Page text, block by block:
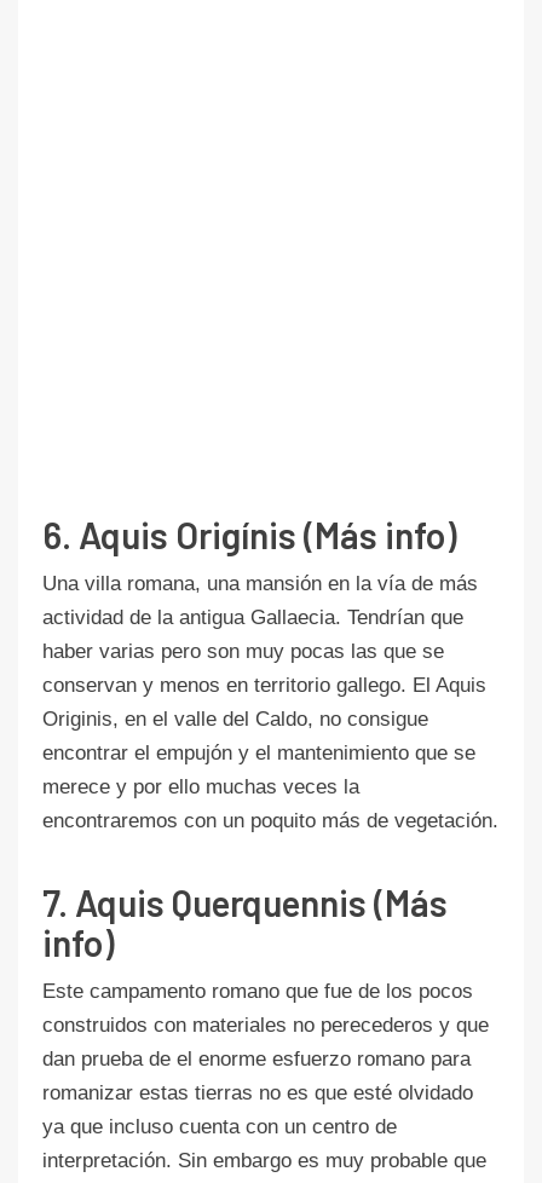
6. Aquis Origínis (Más info)
Una villa romana, una mansión en la vía de más
actividad de la antigua Gallaecia. Tendrían que
haber varias pero son muy pocas las que se
conservan y menos en territorio gallego. El Aquis
Originis, en el valle del Caldo, no consigue
encontrar el empujón y el mantenimiento que se
merece y por ello muchas veces la
encontraremos con un poquito más de vegetación.
7. Aquis Querquennis (Más
info)
Este campamento romano que fue de los pocos
construidos con materiales no perecederos y que
dan prueba de el enorme esfuerzo romano para
romanizar estas tierras no es que esté olvidado
ya que incluso cuenta con un centro de
interpretación. Sin embargo es muy probable que